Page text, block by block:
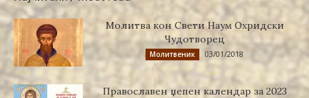
Молитва кон Свети Наум Охридски
Чудотворец
Молитвеник 03/01/2018
Православен џепен календар за 2023